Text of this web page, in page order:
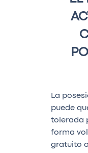
La
puede
tolerada
forma
gratuito